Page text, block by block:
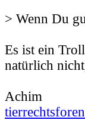
> Wenn Du
Es ist ein
natürlich
Achim